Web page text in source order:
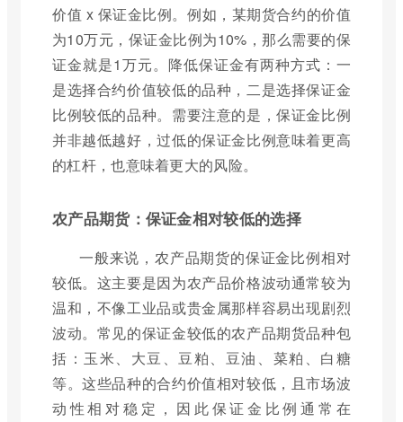
价值 x 保证金比例。例如，某期货合约的价值
为10万元，保证金比例为10%，那么需要的保
证金就是1万元。降低保证金有两种方式：一
是选择合约价值较低的品种，二是选择保证金
比例较低的品种。需要注意的是，保证金比例
并非越低越好，过低的保证金比例意味着更高
的杠杆，也意味着更大的风险。
农产品期货：保证金相对较低的选择
一般来说，农产品期货的保证金比例相对
较低。这主要是因为农产品价格波动通常较为
温和，不像工业品或贵金属那样容易出现剧烈
波动。常见的保证金较低的农产品期货品种包
括：玉米、大豆、豆粕、豆油、菜粕、白糖
等。这些品种的合约价值相对较低，且市场波
动性相对稳定，因此保证金比例通常在